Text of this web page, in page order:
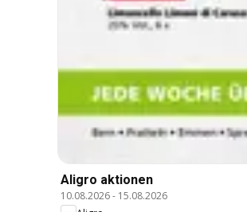
Aligro aktionen
10.08.2026- 15.08.2026